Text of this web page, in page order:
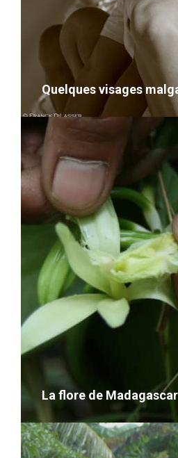
L’équipement à l’école
VOIR LE DÉTAIL
Quelques visages
Quelques visages
La flore de Madagascar